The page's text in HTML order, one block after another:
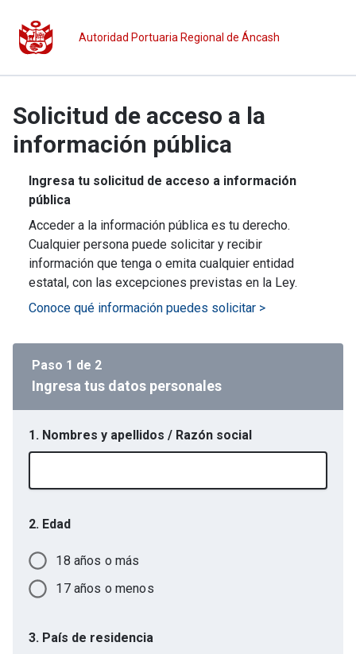
Autoridad Portuaria Regional de Áncash
Solicitud de acceso a la
información pública
Ingresa tu solicitud de acceso a información
pública
Acceder a la información pública es tu derecho.
Cualquier persona puede solicitar y recibir
información que tenga o emita cualquier entidad
estatal, con las excepciones previstas en la Ley.
Conoce qué información puedes solicitar >
Paso 1 de 2
Ingresa tus datos personales
1. Nombres y apellidos / Razón social
2. Edad
18 años o más
17 años o menos
3. País de residencia